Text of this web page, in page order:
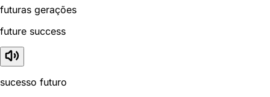
futuras gerações
future success
sucesso futuro